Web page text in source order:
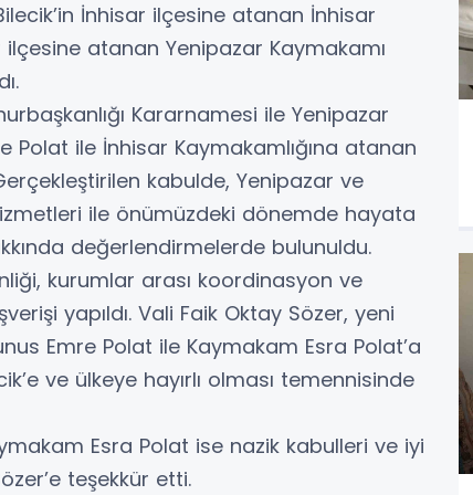
İnhisar ilçesine atanan İnhisar
atanan Yenipazar Kaymakamı
Kararnamesi ile Yenipazar
Polat ile İnhisar Kaymakamlığına atanan
kabulde, Yenipazar ve
ile önümüzdeki dönemde hayata
değerlendirmelerde bulunuldu.
kurumlar arası koordinasyon ve
yapıldı. Vali Faik Oktay Sözer, yeni
Emre Polat ile Kaymakam Esra Polat’a
ve ülkeye hayırlı olması temennisinde
Esra Polat ise nazik kabulleri ve iyi
teşekkür etti.